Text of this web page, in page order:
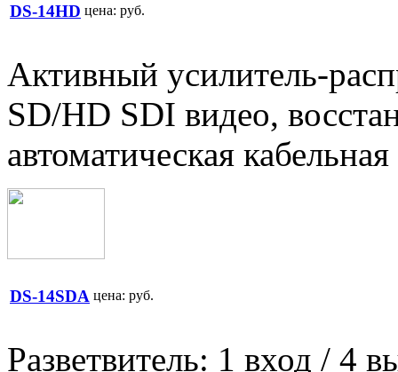
DS-14HD цена: руб.
Активный усилитель-
SD/HD SDI видео,
автоматическая
DS-14SDA цена: руб.
Разветвитель: 1 вход / 4